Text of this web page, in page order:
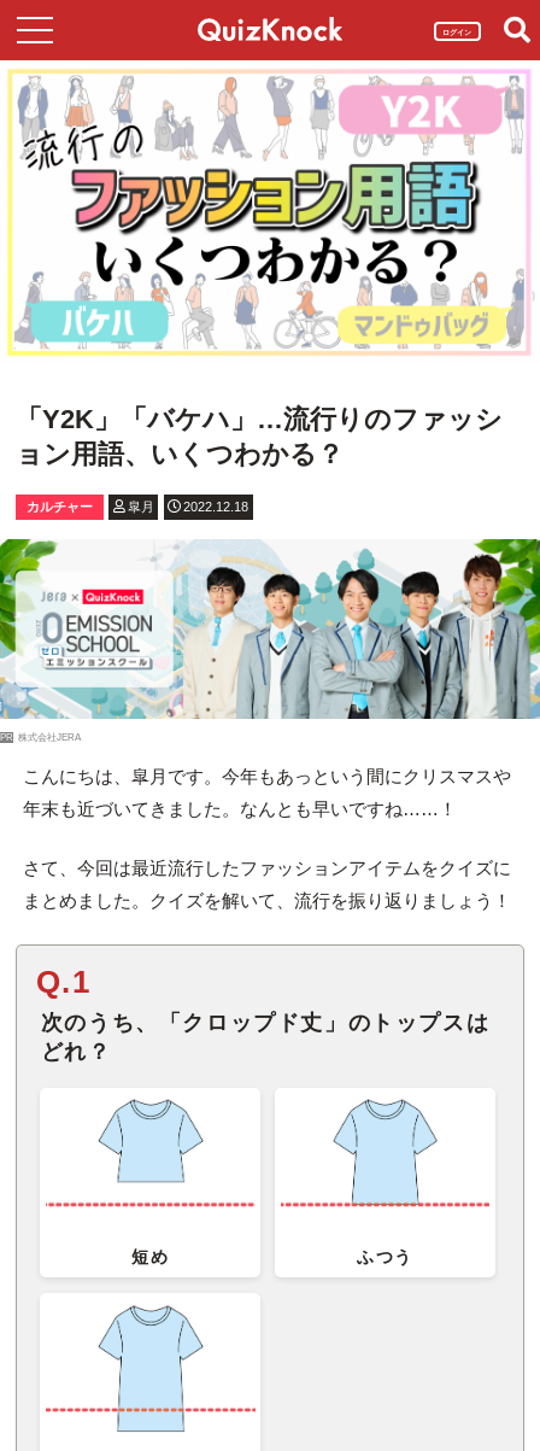
ログイン
「Y2K」「バケハ」…流行りのファッシ
ョン用語、いくつわかる？
カルチャー 皐月 2022.12.18
PR 株式会社JERA
こんにちは、皐月です。今年もあっという間にクリスマスや
年末も近づいてきました。なんとも早いですね……！
さて、今回は最近流行したファッションアイテムをクイズに
まとめました。クイズを解いて、流行を振り返りましょう！
Q.1
次のうち、「クロップド丈」のトップスは
どれ？
短め ふつう